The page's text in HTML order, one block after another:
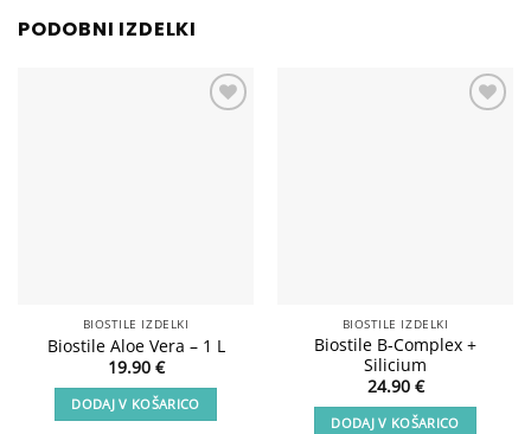
PODOBNI IZDELKI
BIOSTILE IZDELKI
Biostile Aloe Vera – 1 L
19.90 €
DODAJ V KOŠARICO
BIOSTILE IZDELKI
Biostile B-Complex +
Silicium
24.90 €
DODAJ V KOŠARICO